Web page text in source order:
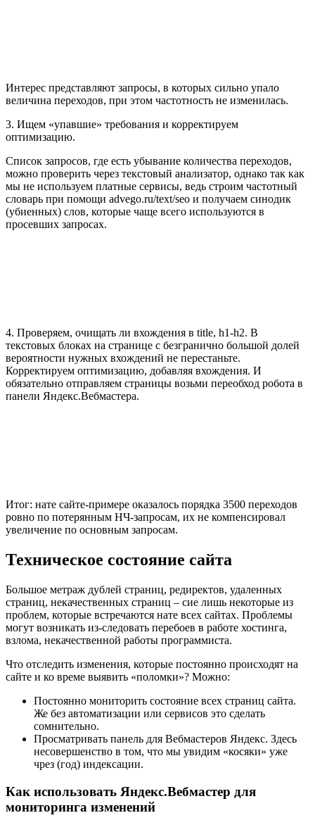
Интерес представляют запросы, в которых сильно упало
величина переходов, при этом частотность не изменилась.
3. Ищем «упавшие» требования и корректируем
оптимизацию.
Список запросов, где есть убывание количества переходов,
можно проверить через текстовый анализатор, однако так как
мы не используем платные сервисы, ведь строим частотный
словарь при помощи advego.ru/text/seo и получаем синодик
(убиенных) слов, которые чаще всего используются в
просевших запросах.
4. Проверяем, очищать ли вхождения в title, h1-h2. В
текстовых блоках на странице с безгранично большой долей
вероятности нужных вхождений не перестаньте.
Корректируем оптимизацию, добавляя вхождения. И
обязательно отправляем страницы возьми переобход робота в
панели Яндекс.Вебмастера.
Итог: нате сайте-примере оказалось порядка 3500 переходов
ровно по потерянным НЧ-запросам, их не компенсировал
увеличение по основным запросам.
Техническое состояние сайта
Большое метраж дублей страниц, редиректов, удаленных
страниц, некачественных страниц – сие лишь некоторые из
проблем, которые встречаются нате всех сайтах. Проблемы
могут возникать из-следовать перебоев в работе хостинга,
взлома, некачественной работы программиста.
Что отследить изменения, которые постоянно происходят на
сайте и ко време выявить «поломки»? Можно:
Постоянно мониторить состояние всех страниц сайта.
Же без автоматизации или сервисов это сделать
сомнительно.
Просматривать панель для Вебмастеров Яндекс. Здесь
несовершенство в том, что мы увидим «косяки» уже
чрез (год) индексации.
Как использовать Яндекс.Вебмастер для
мониторинга изменений